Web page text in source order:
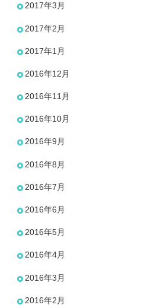
2017年3月
2017年2月
2017年1月
2016年12月
2016年11月
2016年10月
2016年9月
2016年8月
2016年7月
2016年6月
2016年5月
2016年4月
2016年3月
2016年2月